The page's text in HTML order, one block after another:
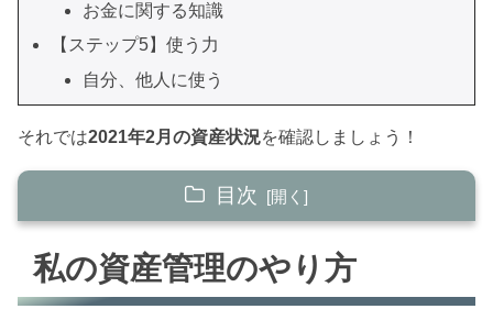
お金に関する知識
【ステップ5】使う力
自分、他人に使う
それでは2021年2月の資産状況を確認しましょう！
目次
私の資産管理のやり方
【ステップ1】 貯める力
私の資産管理のやり方